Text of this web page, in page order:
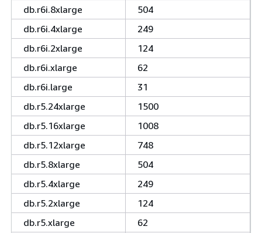
db.r6i.8xlarge
504
db.r6i.4xlarge
249
db.r6i.2xlarge
124
db.r6i.xlarge
62
db.r6i.large
31
db.r5.24xlarge
1500
db.r5.16xlarge
1008
db.r5.12xlarge
748
db.r5.8xlarge
504
db.r5.4xlarge
249
db.r5.2xlarge
124
db.r5.xlarge
62